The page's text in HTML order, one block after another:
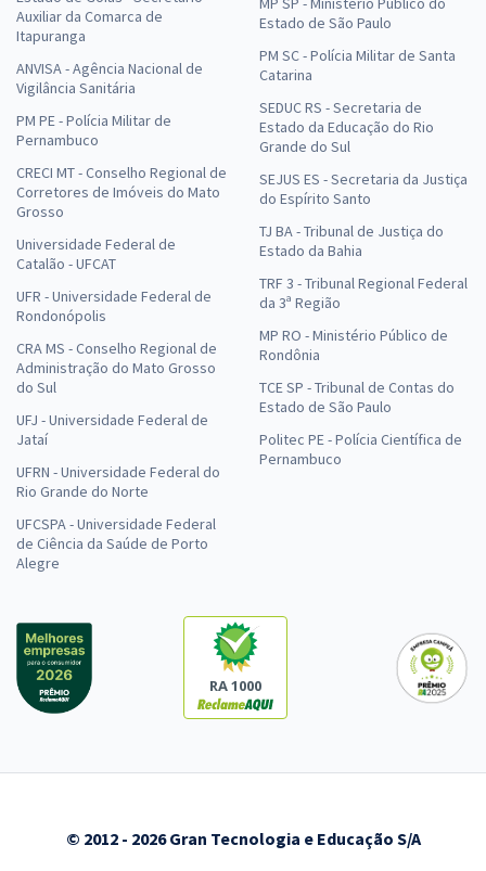
Auxiliar da Comarca de
Itapuranga
ANVISA - Agência Nacional de
Vigilância Sanitária
PM PE - Polícia Militar de
Pernambuco
CRECI MT - Conselho Regional de
Corretores de Imóveis do Mato
Grosso
Universidade Federal de
Catalão - UFCAT
UFR - Universidade Federal de
Rondonópolis
CRA MS - Conselho Regional de
Administração do Mato Grosso
do Sul
UFJ - Universidade Federal de
Jataí
UFRN - Universidade Federal do
Rio Grande do Norte
UFCSPA - Universidade Federal
de Ciência da Saúde de Porto
Alegre
Estado de São Paulo
PM SC - Polícia Militar de Santa
Catarina
SEDUC RS - Secretaria de
Estado da Educação do Rio
Grande do Sul
SEJUS ES - Secretaria da Justiça
do Espírito Santo
TJ BA - Tribunal de Justiça do
Estado da Bahia
TRF 3 - Tribunal Regional Federal
da 3ª Região
MP RO - Ministério Público de
Rondônia
TCE SP - Tribunal de Contas do
Estado de São Paulo
Politec PE - Polícia Científica de
Pernambuco
RA 1000
© 2012 - 2026 Gran Tecnologia e Educação S/A